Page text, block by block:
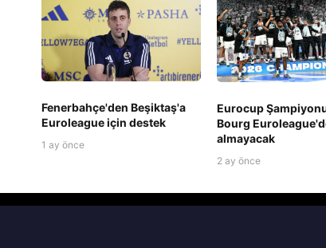
Fenerbahçe'den Beşiktaş'a
Euroleague için destek
1 ay önce
Eurocup
Bourg
almayacak
2 ay önce